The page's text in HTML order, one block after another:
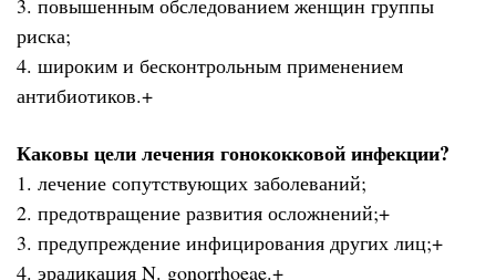
риска;
4. широким и бесконтрольным применением
антибиотиков.+
Каковы цели лечения гонококковой инфекции?
1. лечение сопутствующих заболеваний;
2. предотвращение развития осложнений;+
3. предупреждение инфицирования других лиц;+
4. эрадикация N. gonorrhoeae.+